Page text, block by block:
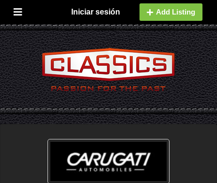
Iniciar sesión Add Listing